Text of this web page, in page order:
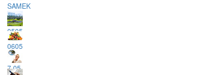
SAMEK
0505
0605
7.05